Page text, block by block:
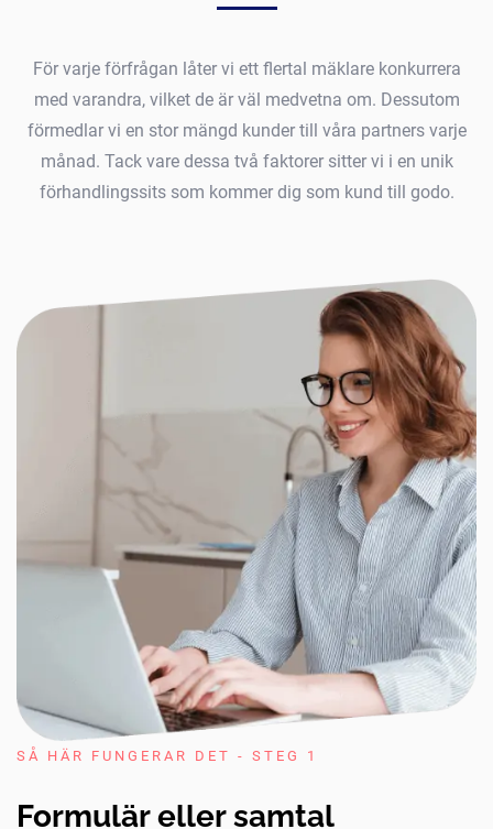
För varje förfrågan låter vi ett flertal mäklare konkurrera
med varandra, vilket de är väl medvetna om. Dessutom
förmedlar vi en stor mängd kunder till våra partners varje
månad. Tack vare dessa två faktorer sitter vi i en unik
förhandlingssits som kommer dig som kund till godo.
SÅ HÄR FUNGERAR DET - STEG 1
Formulär eller samtal